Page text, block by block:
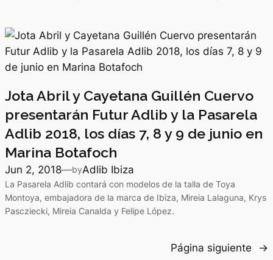
Jota Abril y Cayetana Guillén Cuervo
presentarán Futur Adlib y la Pasarela
Adlib 2018, los días 7, 8 y 9 de junio en
Marina Botafoch
Jun 2, 2018—byAdlib Ibiza
La Pasarela Adlib contará con modelos de la talla de Toya
Montoya, embajadora de la marca de Ibiza, Mireia Lalaguna, Krys
Pascziecki, Mireia Canalda y Felipe López.
Página siguiente →